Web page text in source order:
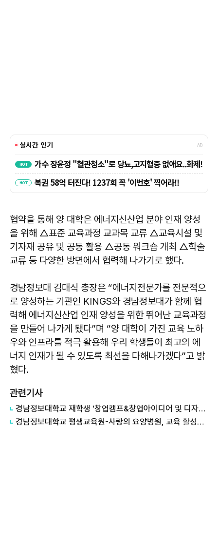
협약을 통해 양 대학은 에너지신산업 분야 인재 양성
을 위해 △표준 교육과정 교과목 교류 △교육시설 및
기자재 공유 및 공동 활용 △공동 워크숍 개최 △학술
교류 등 다양한 방면에서 협력해 나가기로 했다.
경남정보대 김대식 총장은 “에너지전문가를 전문적으
로 양성하는 기관인 KINGS와 경남정보대가 함께 협
력해 에너지신산업 인재 양성을 위한 뛰어난 교육과정
을 만들어 나가게 됐다”며 “양 대학이 가진 교육 노하
우와 인프라를 적극 활용해 우리 학생들이 최고의 에
너지 인재가 될 수 있도록 최선을 다해나가겠다”고 밝
혔다.
관련기사
경남정보대학교 재학생 '창업캠프&창업아이디어 및 디자인씽킹 경진대회' 디자인씽킹 부문 대상 수상
경남정보대학교 평생교육원-사랑의 요양병원, 교육 활성화 업무협약 체결